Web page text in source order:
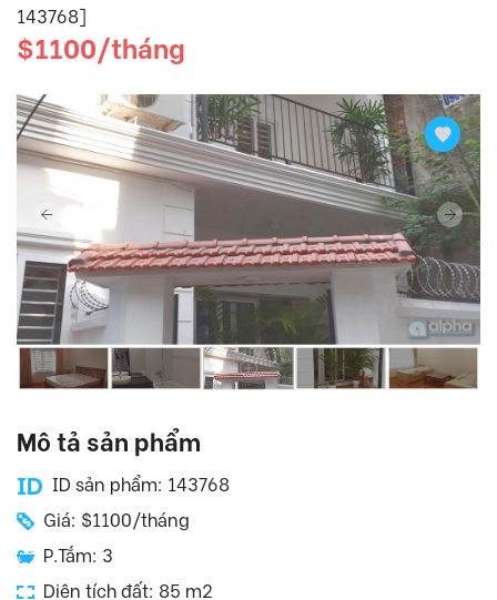
143768]
$1100/tháng
Mô tả sản phẩm
ID sản phẩm: 143768
Giá: $1100/tháng
P.Tắm: 3
Diện tích đất: 85 m2